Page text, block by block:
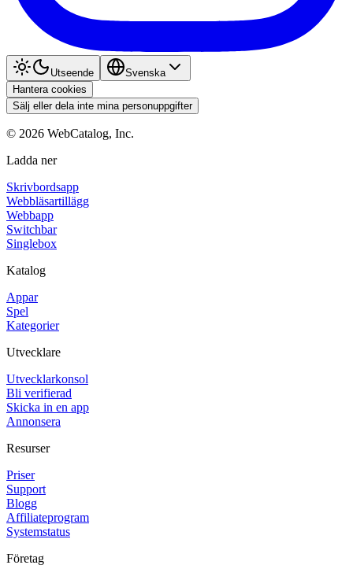
Utseende
Svenska
Hantera cookies
Sälj eller dela inte mina personuppgifter
© 2026 WebCatalog, Inc.
Ladda ner
Skrivbordsapp
Webbläsartillägg
Webbapp
Switchbar
Singlebox
Katalog
Appar
Spel
Kategorier
Utvecklare
Utvecklarkonsol
Bli verifierad
Skicka in en app
Annonsera
Resurser
Priser
Support
Blogg
Affiliateprogram
Systemstatus
Företag